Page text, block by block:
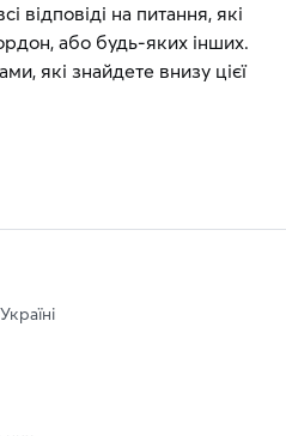
відповіді на питання, які
або будь-яких інших.
які знайдете внизу цієї